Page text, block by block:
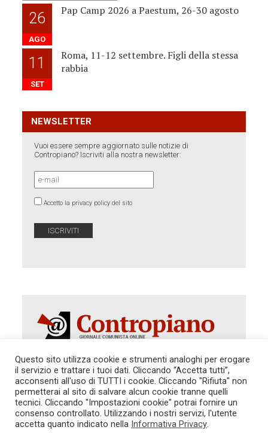
26
AGO
Pap Camp 2026 a Paestum, 26-30 agosto
11
SET
Roma, 11-12 settembre. Figli della stessa
rabbia
NEWSLETTER
Vuoi essere sempre aggiornato sulle notizie di
Contropiano? Iscriviti alla nostra newsletter:
Accetto la privacy policy del sito
Autorizzazione del Tribunale di Roma 286 del 31
dicembre 2014. Direttore Responsabile: Sergio
Cararo. Indirizzo: V.Casalbruciato 27- sc. B - 00159
Roma -
Tel. 06.640.122.19 -redazione@contropiano.org
Questo sito utilizza cookie e strumenti analoghi per erogare
il servizio e trattare i tuoi dati. Cliccando “Accetta tutti”,
acconsenti all'uso di TUTTI i cookie. Cliccando "Rifiuta" non
permetterai al sito di salvare alcun cookie tranne quelli
tecnici. Cliccando "Impostazioni cookie" potrai fornire un
consenso controllato. Utilizzando i nostri servizi, l'utente
accetta quanto indicato nella Informativa Privacy.